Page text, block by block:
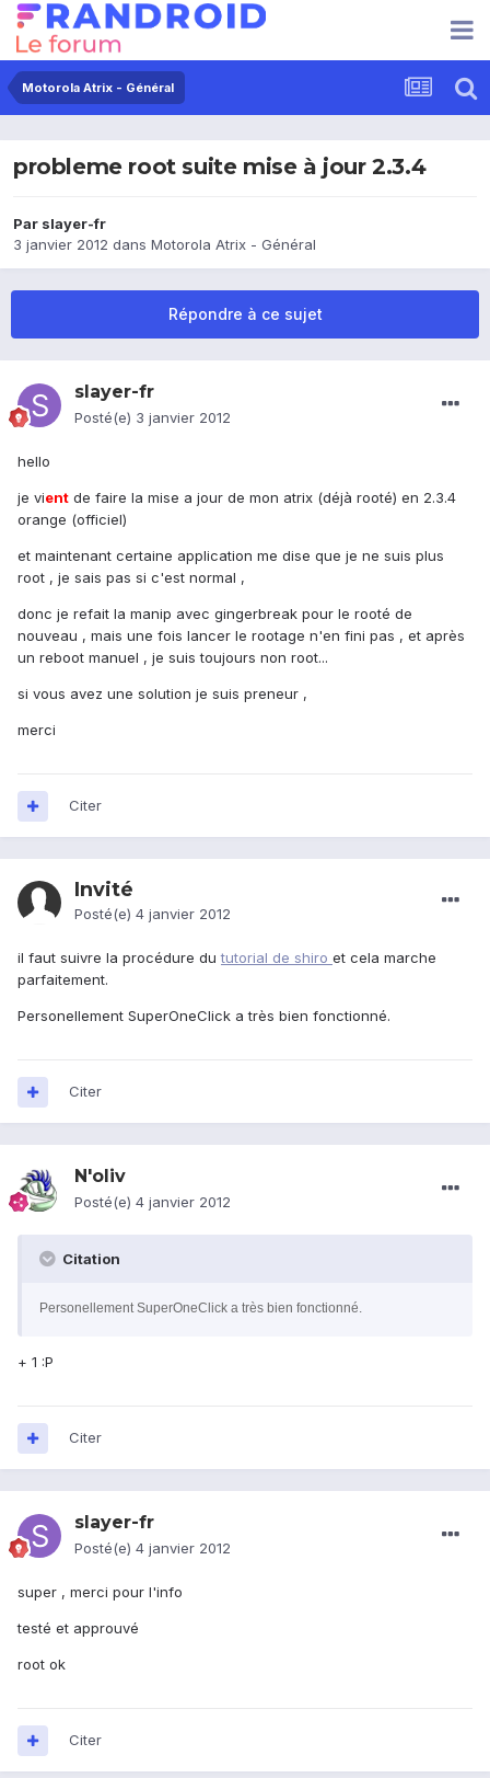
Motorola Atrix - Général
probleme root suite mise à jour 2.3.4
Par slayer-fr
3 janvier 2012 dans Motorola Atrix - Général
Répondre à ce sujet
slayer-fr
Posté(e) 3 janvier 2012
hello
je vient de faire la mise a jour de mon atrix (déjà rooté) en 2.3.4
orange (officiel)
et maintenant certaine application me dise que je ne suis plus
root , je sais pas si c'est normal ,
donc je refait la manip avec gingerbreak pour le rooté de
nouveau , mais une fois lancer le rootage n'en fini pas , et après
un reboot manuel , je suis toujours non root...
si vous avez une solution je suis preneur ,
merci
Citer
Invité
Posté(e) 4 janvier 2012
il faut suivre la procédure dututorial de shiro et cela marche
parfaitement.
Personellement SuperOneClick a très bien fonctionné.
Citer
N'oliv
Posté(e) 4 janvier 2012
Citation
Personellement SuperOneClick a très bien fonctionné.
+ 1 :P
Citer
slayer-fr
Posté(e) 4 janvier 2012
super , merci pour l'info
testé et approuvé
root ok
Citer